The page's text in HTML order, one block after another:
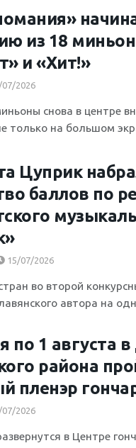
из 18
и «Хит!»
07/2026
снова в центре
только на большом
Цуприк
баллов по
15/07/2026
во второй
автора на
по 1 августа
района
пленэр
07/2026
в Центре